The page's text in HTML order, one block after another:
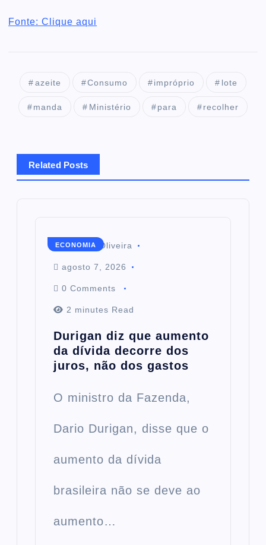
Fonte: Clique aqui
azeite Consumo impróprio lote
manda Ministério para recolher
Related Posts
ECONOMIA
Mairim de Oliveira
agosto 7, 2026
0 Comments
2 minutes Read
Durigan diz que aumento
da dívida decorre dos
juros, não dos gastos
O ministro da Fazenda,
Dario Durigan, disse que o
aumento da dívida
brasileira não se deve ao
aumento…